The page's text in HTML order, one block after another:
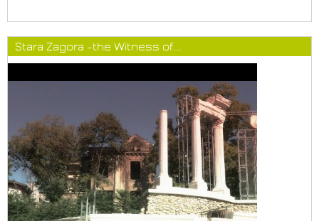
Stara Zagora -the Witness of...